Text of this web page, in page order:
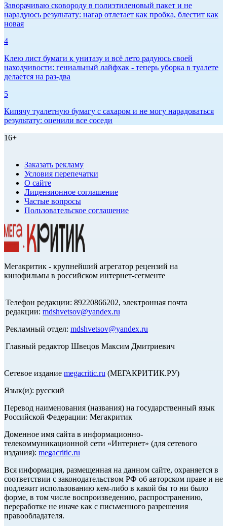
Заворачиваю сковороду в полиэтиленовый пакет и не
нарадуюсь результату: нагар отлетает как пробка, блестит как
новая
4
Клею лист бумаги к унитазу и всё лето радуюсь своей
находчивости: гениальный лайфхак - теперь уборка в туалете
делается на раз-два
5
Кипячу туалетную бумагу с сахаром и не могу нарадоваться
результату: оценили все соседи
16+
Заказать рекламу
Условия перепечатки
О сайте
Лицензионное соглашение
Частые вопросы
Пользовательское соглашение
Мегакритик - крупнейший агрегатор рецензий на
кинофильмы в российском интернет-сегменте
Телефон редакции: 89220866202, электронная почта
редакции: mdshvetsov@yandex.ru
Рекламный отдел: mdshvetsov@yandex.ru
Главный редактор Швецов Максим Дмитриевич
Сетевое издание megacritic.ru (МЕГАКРИТИК.РУ)
Язык(и): русский
Перевод наименования (названия) на государственный язык
Российской Федерации: Мегакритик
Доменное имя сайта в информационно-
телекоммуникационной сети «Интернет» (для сетевого
издания): megacritic.ru
Вся информация, размещенная на данном сайте, охраняется в
соответствии с законодательством РФ об авторском праве и не
подлежит использованию кем-либо в какой бы то ни было
форме, в том числе воспроизведению, распространению,
переработке не иначе как с письменного разрешения
правообладателя.